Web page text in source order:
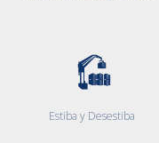
Estiba y Desestiba